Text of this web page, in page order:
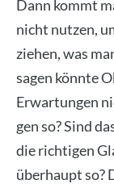
Dann kommt
nicht nut­zen,
zie­hen, was
sagen könn­te
Erwar­tun­gen
gen so? Sind
die rich­ti­gen
über­haupt so?